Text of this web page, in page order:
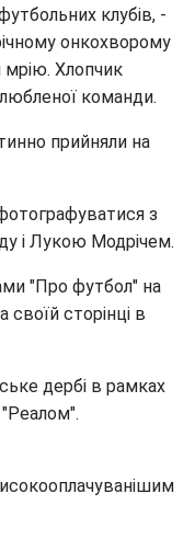
клубів, -
онкохворому
мрію. Хлопчик
команди.
прийняли на
з
і Лукою Модрічем.
"Про футбол" на
своїй сторінці в
дербі в рамках
"Реалом".